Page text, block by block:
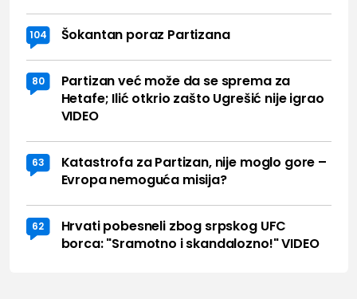
104 Šokantan poraz Partizana
80
Partizan već može da se sprema za
Hetafe; Ilić otkrio zašto Ugrešić nije igrao
VIDEO
63
Katastrofa za Partizan, nije moglo gore –
Evropa nemoguća misija?
62
Hrvati pobesneli zbog srpskog UFC
borca: "Sramotno i skandalozno!" VIDEO